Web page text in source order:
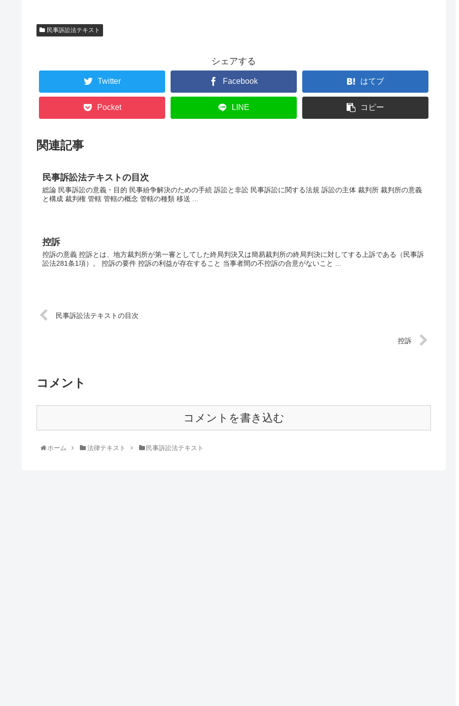
民事訴訟法テキスト
シェアする
Twitter Facebook はてブ
Pocket LINE コピー
関連記事
民事訴訟法テキストの目次
総論 民事訴訟の意義・目的 民事紛争解決のための手続 訴訟と非訟 民事訴訟に関する法規 訴訟の主体 裁判所 裁判所の意義
と構成 裁判権 管轄 管轄の概念 管轄の種類 移送 ...
控訴
控訴の意義 控訴とは、地方裁判所が第一審としてした終局判決又は簡易裁判所の終局判決に対してする上訴である（民事訴
訟法281条1項）。 控訴の要件 控訴の利益が存在すること 当事者間の不控訴の合意がないこと ...
民事訴訟法テキストの目次
控訴
コメント
コメントを書き込む
ホーム 法律テキスト 民事訴訟法テキスト